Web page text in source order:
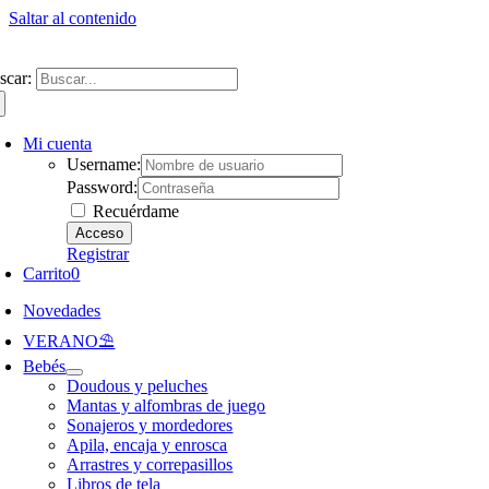
Saltar al contenido
Mi cuenta
Username:
Password:
Recuérdame
Registrar
Carrito0
Novedades
VERANO⛱️​
Bebés
Doudous y peluches
Mantas y alfombras de juego
Sonajeros y mordedores
Apila, encaja y enrosca
Arrastres y correpasillos
Libros de tela